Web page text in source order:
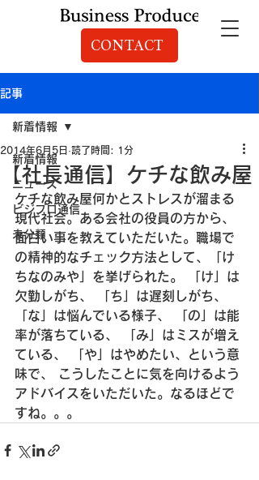
CONTACT
記事
新着情報
ニュース
ビジプロ通信
未分類
新着情報
【社長通信】ケチな飲み屋
2014年6月5日 読了時間: 1分
ケチな飲み屋何かとストレスが溜まる
現代社会。ある会社の役員の方から、
面白い事を教えていただいた。 職場で
の精神的なチェック方法として、「け
ちなのみや」を挙げられた。
「け」は
欠勤しがち、
「ち」は遅刻しがち、
「な」は悩んでいる様子、
「の」は能
率が落ちている、
「み」はミスが増え
ている、
「や」はやめたい、という意
味で、
こうしたことに気を向けるよう
アドバイスをいただいた。 なるほどで
すね。。。